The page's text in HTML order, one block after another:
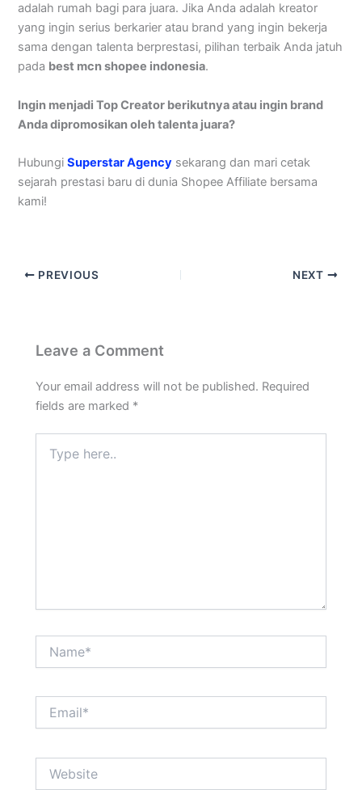
adalah rumah bagi para juara. Jika Anda adalah kreator
yang ingin serius berkarier atau brand yang ingin bekerja
sama dengan talenta berprestasi, pilihan terbaik Anda jatuh
pada best mcn shopee indonesia.
Ingin menjadi Top Creator berikutnya atau ingin brand
Anda dipromosikan oleh talenta juara?
HubungiSuperstar Agency sekarang dan mari cetak
sejarah prestasi baru di dunia Shopee Affiliate bersama
kami!
PREVIOUS NEXT
Leave a Comment
Your email address will not be published. Required
fields are marked *
here..